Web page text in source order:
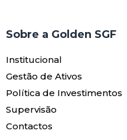
Sobre a Golden SGF
Institucional
Gestão de Ativos
Política de Investimentos
Supervisão
Contactos